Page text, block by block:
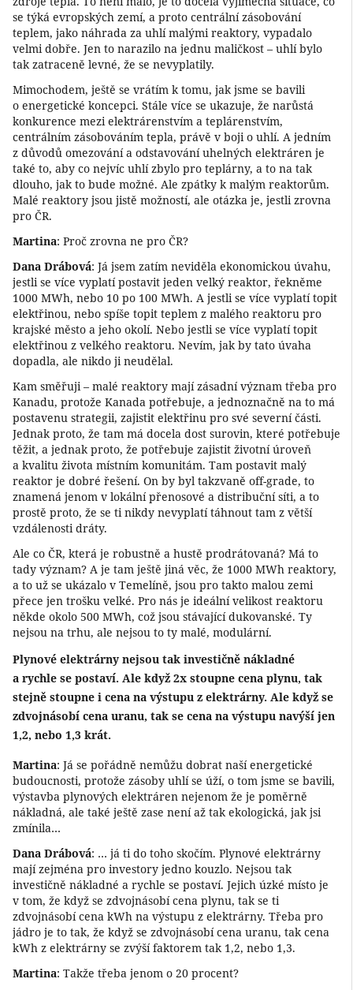
se týká evropských zemí, a proto centrální zásobování
teplem, jako náhrada za uhlí malými reaktory, vypadalo
velmi dobře. Jen to narazilo na jednu maličkost – uhlí bylo
tak zatraceně levné, že se nevyplatily.
Mimochodem, ještě se vrátím k tomu, jak jsme se bavili
o energetické koncepci. Stále více se ukazuje, že narůstá
konkurence mezi elektrárenstvím a teplárenstvím,
centrálním zásobováním tepla, právě v boji o uhlí. A jedním
z důvodů omezování a odstavování uhelných elektráren je
také to, aby co nejvíc uhlí zbylo pro teplárny, a to na tak
dlouho, jak to bude možné. Ale zpátky k malým reaktorům.
Malé reaktory jsou jistě možností, ale otázka je, jestli zrovna
pro ČR.
Martina: Proč zrovna ne pro ČR?
Dana Drábová: Já jsem zatím neviděla ekonomickou úvahu,
jestli se více vyplatí postavit jeden velký reaktor, řekněme
1000 MWh, nebo 10 po 100 MWh. A jestli se více vyplatí topit
elektřinou, nebo spíše topit teplem z malého reaktoru pro
krajské město a jeho okolí. Nebo jestli se více vyplatí topit
elektřinou z velkého reaktoru. Nevím, jak by tato úvaha
dopadla, ale nikdo ji neudělal.
Kam směřuji – malé reaktory mají zásadní význam třeba pro
Kanadu, protože Kanada potřebuje, a jednoznačně na to má
postavenu strategii, zajistit elektřinu pro své severní části.
Jednak proto, že tam má docela dost surovin, které potřebuje
těžit, a jednak proto, že potřebuje zajistit životní úroveň
a kvalitu života místním komunitám. Tam postavit malý
reaktor je dobré řešení. On by byl takzvaně off-grade, to
znamená jenom v lokální přenosové a distribuční síti, a to
prostě proto, že se ti nikdy nevyplatí táhnout tam z větší
vzdálenosti dráty.
Ale co ČR, která je robustně a hustě prodrátovaná? Má to
tady význam? A je tam ještě jiná věc, že 1000 MWh reaktory,
a to už se ukázalo v Temelíně, jsou pro takto malou zemi
přece jen trošku velké. Pro nás je ideální velikost reaktoru
někde okolo 500 MWh, což jsou stávající dukovanské. Ty
nejsou na trhu, ale nejsou to ty malé, modulární.
Plynové elektrárny nejsou tak investičně nákladné
a rychle se postaví. Ale když 2x stoupne cena plynu, tak
stejně stoupne i cena na výstupu z elektrárny. Ale když se
zdvojnásobí cena uranu, tak se cena na výstupu navýší jen
1,2, nebo 1,3 krát.
Martina: Já se pořádně nemůžu dobrat naší energetické
budoucnosti, protože zásoby uhlí se úží, o tom jsme se bavili,
výstavba plynových elektráren nejenom že je poměrně
nákladná, ale také ještě zase není až tak ekologická, jak jsi
zmínila…
Dana Drábová: … já ti do toho skočím. Plynové elektrárny
mají zejména pro investory jedno kouzlo. Nejsou tak
investičně nákladné a rychle se postaví. Jejich úzké místo je
v tom, že když se zdvojnásobí cena plynu, tak se ti
zdvojnásobí cena kWh na výstupu z elektrárny. Třeba pro
jádro je to tak, že když se zdvojnásobí cena uranu, tak cena
kWh z elektrárny se zvýší faktorem tak 1,2, nebo 1,3.
Martina: Takže třeba jenom o 20 procent?